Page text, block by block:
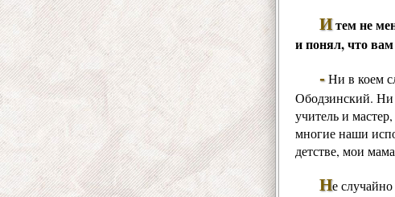
Итем не
и понял, что вам
-Ни в коем
Ободзинский. Ни
учитель и
многие наши
детстве, мои
Не